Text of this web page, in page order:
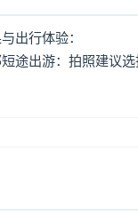
出行体验：
途出游：拍照建议